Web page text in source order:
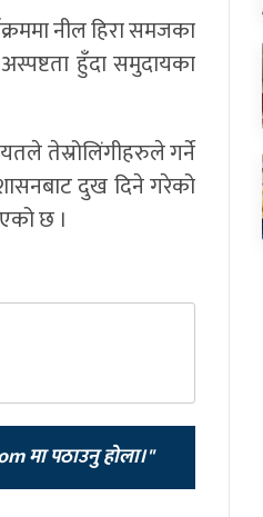
नील हिरा समजका
हुँदा समुदायका
तेस्रोलिंगीहरुले गर्ने
दुख दिने गरेको
छ ।
मा पठाउनु होला।"